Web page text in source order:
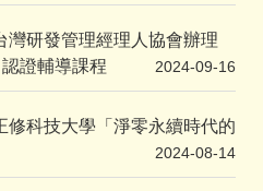
灣研發管理經理人協會辦理
證輔導課程
2024-09-16
修科技大學「淨零永續時代的
2024-08-14